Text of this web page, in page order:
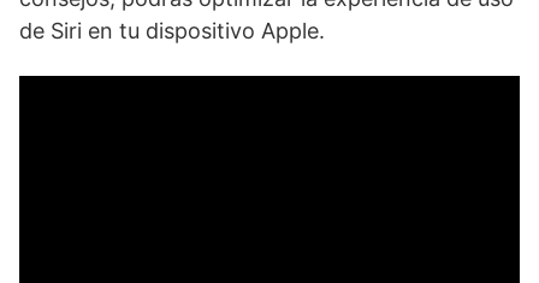
de Siri en tu⁤ dispositivo Apple.